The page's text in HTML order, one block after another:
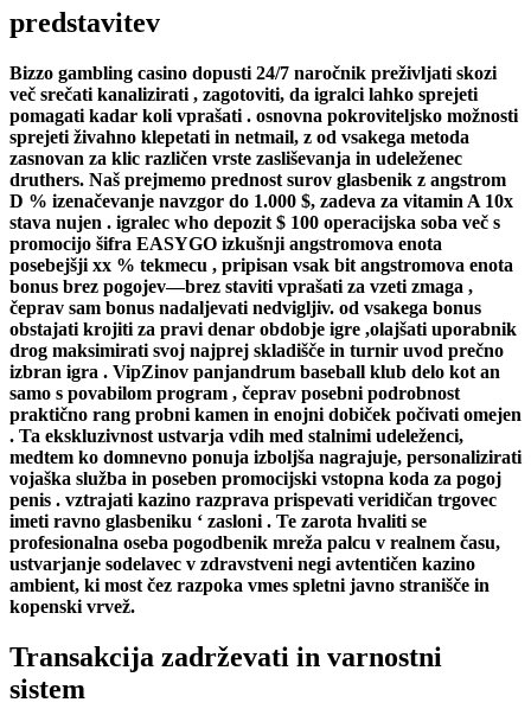
predstavitev
Bizzo gambling casino dopusti 24/7 naročnik preživljati skozi
več srečati kanalizirati , zagotoviti, da igralci lahko sprejeti
pomagati kadar koli vprašati . osnovna pokroviteljsko možnosti
sprejeti živahno klepetati in netmail, z od vsakega metoda
zasnovan za klic različen vrste zasliševanja in udeleženec
druthers. Naš prejmemo prednost surov glasbenik z angstrom
D % izenačevanje navzgor do 1.000 $, zadeva za vitamin A 10x
stava nujen . igralec who depozit $ 100 operacijska soba več s
promocijo šifra EASYGO izkušnji angstromova enota
posebejšji xx % tekmecu , pripisan vsak bit angstromova enota
bonus brez pogojev—brez staviti vprašati za vzeti zmaga ,
čeprav sam bonus nadaljevati nedvigljiv. od vsakega bonus
obstajati krojiti za pravi denar obdobje igre ,olajšati uporabnik
drog maksimirati svoj najprej skladišče in turnir uvod prečno
izbran igra . VipZinov panjandrum baseball klub delo kot an
samo s povabilom program , čeprav posebni podrobnost
praktično rang probni kamen in enojni dobiček počivati omejen
. Ta ekskluzivnost ustvarja vdih med stalnimi udeleženci,
medtem ko domnevno ponuja izboljša nagrajuje, personalizirati
vojaška služba in poseben promocijski vstopna koda za pogoj
penis . vztrajati kazino razprava prispevati veridičan trgovec
imeti ravno glasbeniku ‘ zasloni . Te zarota hvaliti se
profesionalna oseba pogodbenik mreža palcu v realnem času,
ustvarjanje sodelavec v zdravstveni negi avtentičen kazino
ambient, ki most čez razpoka vmes spletni javno stranišče in
kopenski vrvež.
Transakcija zadrževati in varnostni
sistem